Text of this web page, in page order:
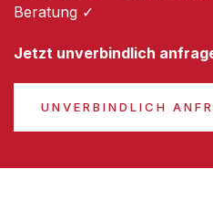
Beratung ✓
Jetzt unverbindlich
UNVERBINDLICH